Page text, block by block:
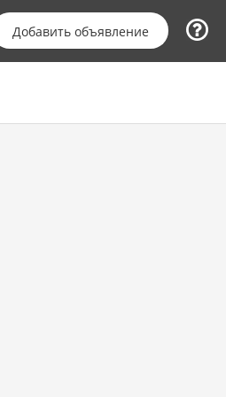
Добавить объявление